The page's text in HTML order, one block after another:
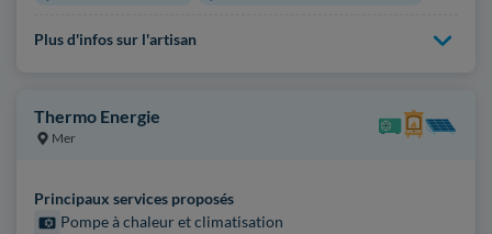
Plus d'infos sur l'artisan
Thermo Energie
Mer
Principaux services proposés
Pompe à chaleur et climatisation